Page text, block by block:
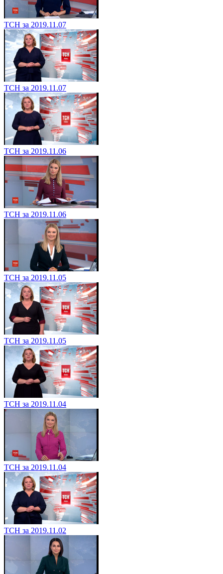
ТСН за 2019.11.07
ТСН за 2019.11.07
ТСН за 2019.11.06
ТСН за 2019.11.06
ТСН за 2019.11.05
ТСН за 2019.11.05
ТСН за 2019.11.04
ТСН за 2019.11.04
ТСН за 2019.11.02